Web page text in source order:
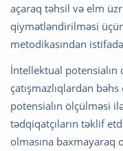
açaraq təhsil və elm
qiymətləndirilməsi üçün
metodikasından
İntellektual
çatışmazlıqlardan
potensialın ölçülməsi
tədqiqatçıların təklif
olmasına